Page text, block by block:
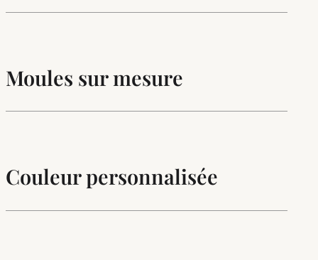
Moules sur mesure
Couleur personnalisée